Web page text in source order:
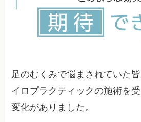
が重要です。
足のむくみで悩まされていた
イロプラクティックの施術を
変化がありました。